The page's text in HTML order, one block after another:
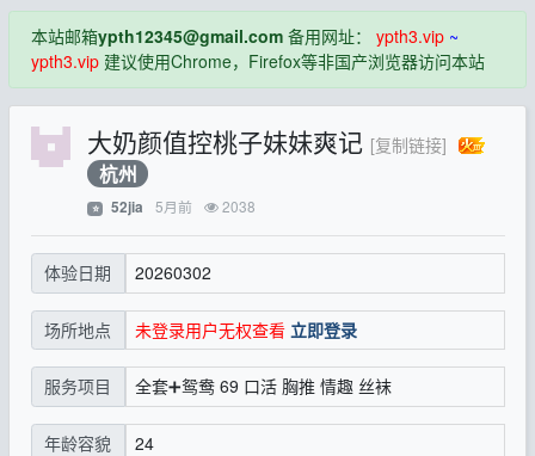
本站邮箱ypth12345@gmail.com备用网址： ypth3.vip~
ypth3.vip建议使用Chrome，Firefox等非国产浏览器访问本站
大奶颜值控桃子妹妹爽记 [复制链接]
杭州
⭐ 52jia 5月前 2038
体验日期 20260302
场所地点 未登录用户无权查看 立即登录
服务项目 全套➕鸳鸯 69 口活 胸推 情趣 丝袜
年龄容貌 24